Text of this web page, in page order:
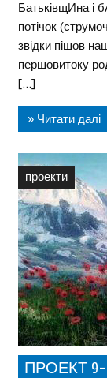
БатьківщИна і
потічок
звідки пішов
першовитоку
[…]
» Читати далі
проекти
ПРОЕКТ 9-